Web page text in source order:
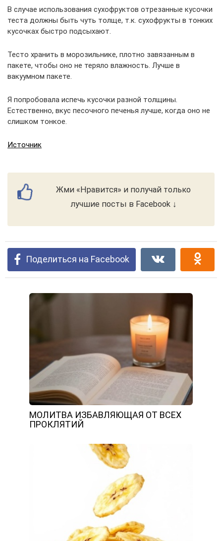
В случае использования сухофруктов отрезанные кусочки
теста должны быть чуть толще, т.к. сухофрукты в тонких
кусочках быстро подсыхают.
Тесто хранить в морозильнике, плотно завязанным в
пакете, чтобы оно не теряло влажность. Лучше в
вакуумном пакете.
Я попробовала испечь кусочки разной толщины.
Естественно, вкус песочного печенья лучше, когда оно не
слишком тонкое.
Источник
Жми «Нравится» и получай только
лучшие посты в Facebook ↓
Поделиться на Facebook
МОЛИТВА ИЗБАВЛЯЮЩАЯ ОТ ВСЕХ
ПРОКЛЯТИЙ